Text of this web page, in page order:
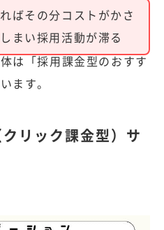
ばその分コストがかさ
まい採用活動が滞る
は
「採用課金型のおすす
ます。
リック課金型）サ